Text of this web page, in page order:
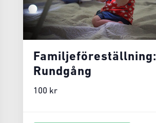
Familjeföreställning:
Rundgång
100 kr